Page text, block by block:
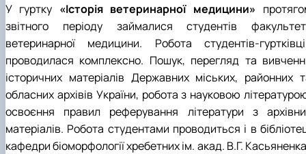
У гуртку «Історія ветеринарної медицини»
звітного періоду займалися студентів
ветеринарної медицини. Робота студентів-
проводилася комплексно. Пошук, перегляд та
історичних матеріалів Державних міських, районних
обласних архівів України, робота з науковою
освоєння правил реферування літератури з
матеріалів. Робота студентами проводиться і в
кафедри біоморфології хребетних ім. акад. В.Г.